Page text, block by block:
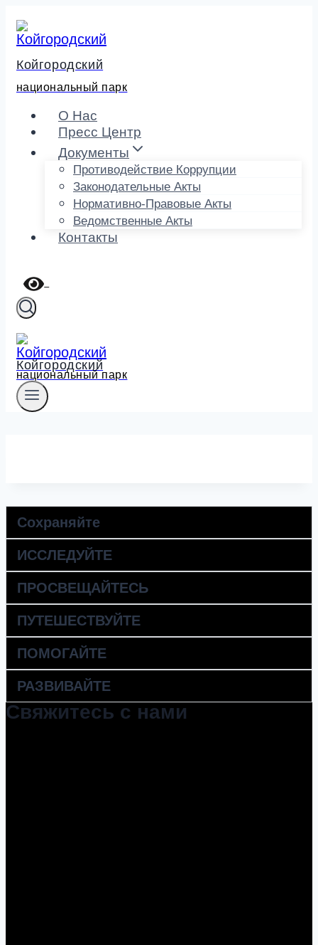
содержимому
Койгородский
национальный парк
О Нас
Пресс Центр
Документы
Противодействие Коррупции
Законодательные Акты
Нормативно-Правовые Акты
Ведомственные Акты
Контакты
Койгородский
национальный парк
Сохраняйте
ИССЛЕДУЙТЕ
ПРОСВЕЩАЙТЕСЬ
ПУТЕШЕСТВУЙТЕ
ПОМОГАЙТЕ
РАЗВИВАЙТЕ
Свяжитесь с нами